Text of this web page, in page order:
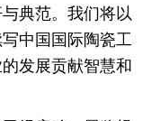
典范。我们将以
中国国际陶瓷工
发展贡献智慧和